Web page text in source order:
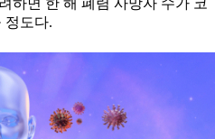
하면 한 해 폐렴 사망자 수가 코
정도다.